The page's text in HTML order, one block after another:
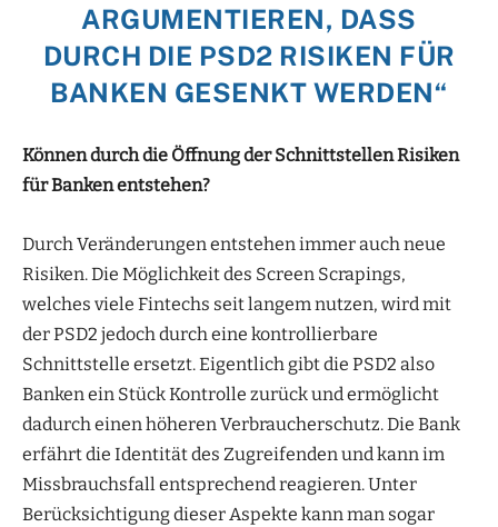
ARGUMENTIEREN, DASS
DURCH DIE PSD2 RISIKEN FÜR
BANKEN GESENKT WERDEN“
Können durch die Öffnung der Schnittstellen Risiken
für Banken entstehen?
Durch Veränderungen entstehen immer auch neue
Risiken. Die Möglichkeit des Screen Scrapings,
welches viele Fintechs seit langem nutzen, wird mit
der PSD2 jedoch durch eine kontrollierbare
Schnittstelle ersetzt. Eigentlich gibt die PSD2 also
Banken ein Stück Kontrolle zurück und ermöglicht
dadurch einen höheren Verbraucherschutz. Die Bank
erfährt die Identität des Zugreifenden und kann im
Missbrauchsfall entsprechend reagieren. Unter
Berücksichtigung dieser Aspekte kann man sogar